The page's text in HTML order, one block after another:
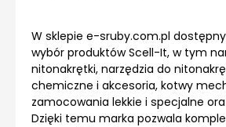
W sklepie e-sruby.com.pl
wybór produktów Scell-It, w tym
nitonakrętki, narzędzia do
chemiczne i akcesoria, kotwy
zamocowania lekkie i specjalne
Dzięki temu marka pozwala